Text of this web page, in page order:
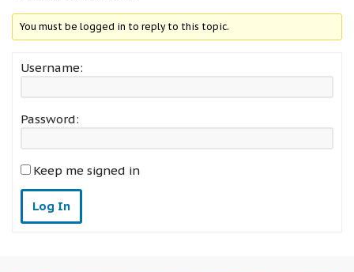
You must be logged in to reply to this topic.
Username:
Password:
Keep me signed in
Log In